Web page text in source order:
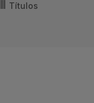
Títulos